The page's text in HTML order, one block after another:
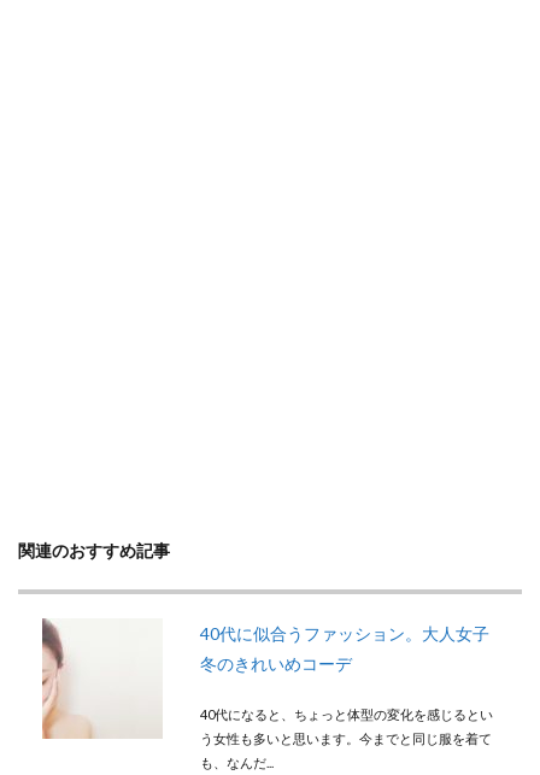
関連のおすすめ記事
40代に似合うファッション。大人女子
冬のきれいめコーデ
40代になると、ちょっと体型の変化を感じるとい
う女性も多いと思います。今までと同じ服を着て
も、なんだ...